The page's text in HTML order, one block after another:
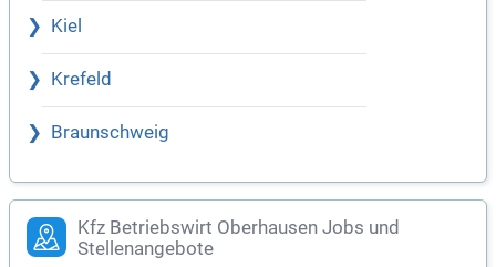
Kiel
Krefeld
Braunschweig
Kfz Betriebswirt Oberhausen Jobs und
Stellenangebote